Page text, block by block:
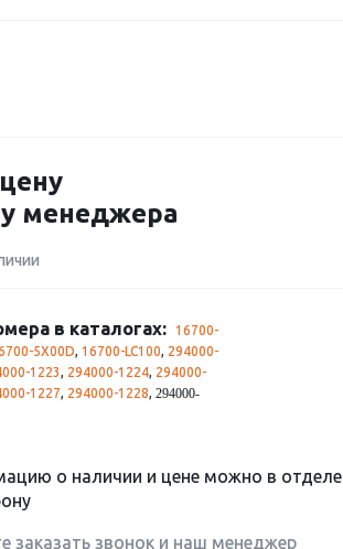
менеджера
в каталогах:
16700-
5X00D, 16700-LC100, 294000-
1223, 294000-1224, 294000-
1227, 294000-1228, 294000-
о наличии и цене можно в отделе
заказать звонок и наш менеджер